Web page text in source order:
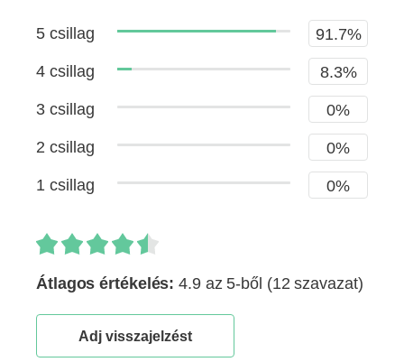
5 csillag 91.7%
4 csillag 8.3%
3 csillag 0%
2 csillag 0%
1 csillag 0%
Átlagos értékelés:4.9 az 5-ből (12 szavazat)
Adj visszajelzést